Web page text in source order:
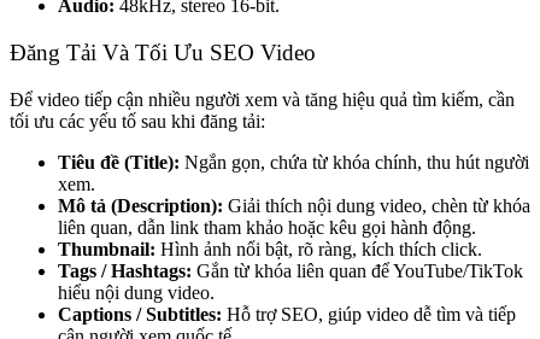
Audio: 48kHz, stereo 16-bit.
Đăng Tải Và Tối Ưu SEO Video
Để video tiếp cận nhiều người xem và tăng hiệu quả tìm kiếm, cần
tối ưu các yếu tố sau khi đăng tải:
Tiêu đề (Title): Ngắn gọn, chứa từ khóa chính, thu hút người
xem.
Mô tả (Description): Giải thích nội dung video, chèn từ khóa
liên quan, dẫn link tham khảo hoặc kêu gọi hành động.
Thumbnail: Hình ảnh nổi bật, rõ ràng, kích thích click.
Tags / Hashtags: Gắn từ khóa liên quan để YouTube/TikTok
hiểu nội dung video.
Captions / Subtitles: Hỗ trợ SEO, giúp video dễ tìm và tiếp